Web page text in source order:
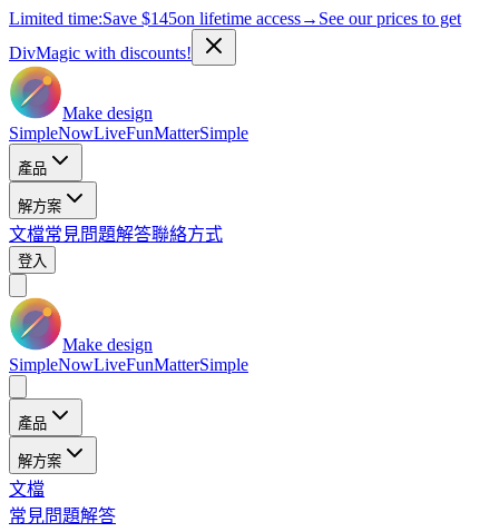
Limited time:Save $145on lifetime access→ See our prices to get
DivMagic with discounts!
Make design
SimpleNowLiveFunMatterSimple
產品
解方案
文檔常見問題解答聯絡方式
登入
Make design
SimpleNowLiveFunMatterSimple
產品
解方案
文檔
常見問題解答